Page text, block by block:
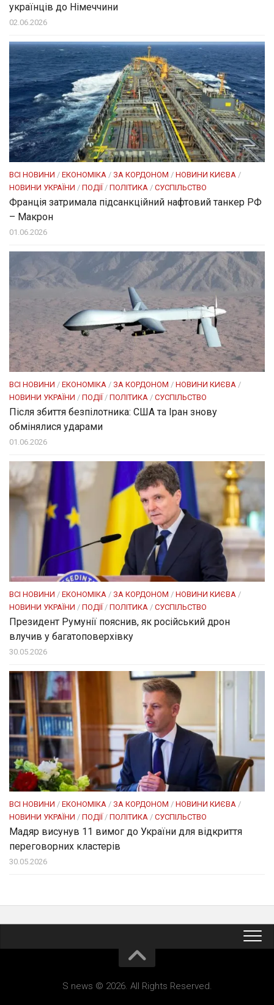
українців до Німеччини
02.06.2026
ВСІ НОВИНИ / ЕКОНОМІКА / ЗА КОРДОНОМ / НОВИНИ КИЄВА /
НОВИНИ УКРАЇНИ / ПОДІЇ / ПОЛІТИКА / СУСПІЛЬСТВО
Франція затримала підсанкційний нафтовий танкер РФ
– Макрон
01.06.2026
ВСІ НОВИНИ / ЕКОНОМІКА / ЗА КОРДОНОМ / НОВИНИ КИЄВА /
НОВИНИ УКРАЇНИ / ПОДІЇ / ПОЛІТИКА / СУСПІЛЬСТВО
Після збиття безпілотника: США та Іран знову
обмінялися ударами
01.06.2026
ВСІ НОВИНИ / ЕКОНОМІКА / ЗА КОРДОНОМ / НОВИНИ КИЄВА /
НОВИНИ УКРАЇНИ / ПОДІЇ/ ПОЛІТИКА / СУСПІЛЬСТВО
Президент Румунії пояснив, як російський дрон
влучив у багатоповерхівку
30.05.2026
ВСІ НОВИНИ / ЕКОНОМІКА / ЗА КОРДОНОМ / НОВИНИ КИЄВА /
НОВИНИ УКРАЇНИ / ПОДІЇ/ ПОЛІТИКА / СУСПІЛЬСТВО
Мадяр висунув 11 вимог до України для відкриття
переговорних кластерів
30.05.2026
S news © 2026. All Rights Reserved.